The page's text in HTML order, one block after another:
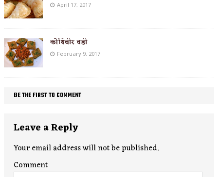
April 17, 2017
कोथिंबीर वडी
February 9, 2017
BE THE FIRST TO COMMENT
Leave a Reply
Your email address will not be published.
Comment